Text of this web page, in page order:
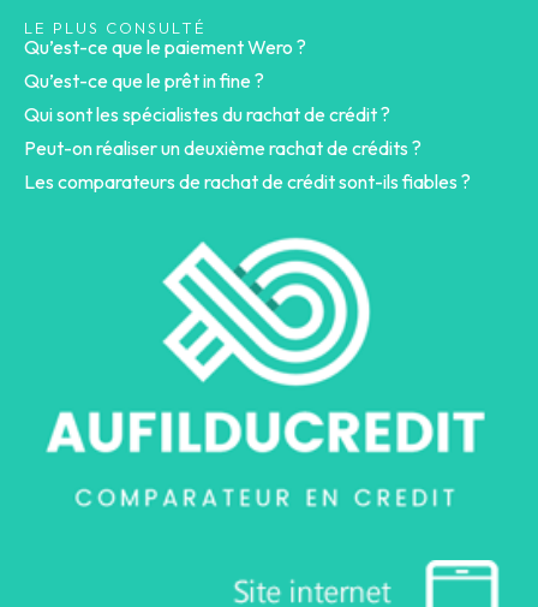
LE PLUS CONSULTÉ
Qu’est-ce que le paiement Wero ?
Qu’est-ce que le prêt in fine ?
Qui sont les spécialistes du rachat de crédit ?
Peut-on réaliser un deuxième rachat de crédits ?
Les comparateurs de rachat de crédit sont-ils fiables ?